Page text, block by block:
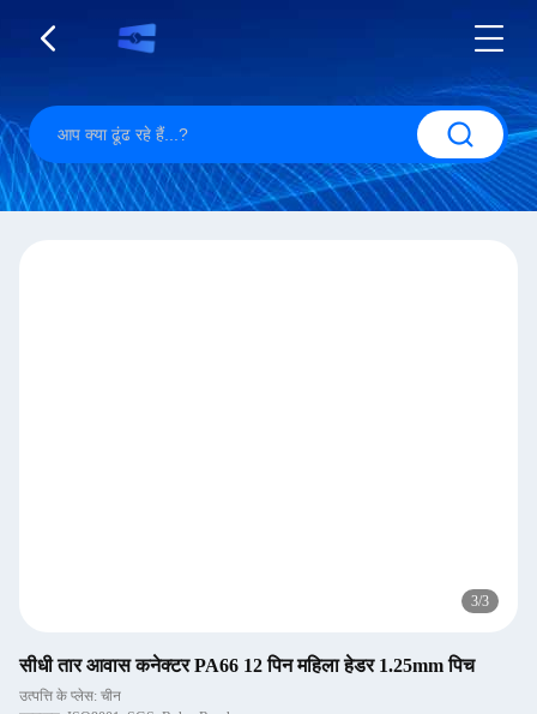
3/3
सीधी तार आवास कनेक्टर PA66 12 पिन महिला हेडर 1.25mm पिच
उत्पत्ति के प्लेस: चीन